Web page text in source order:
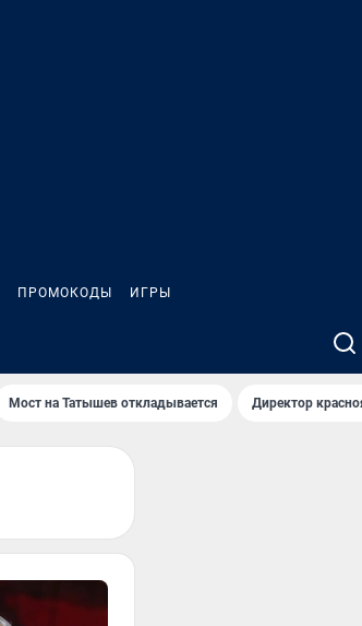
ПРОМОКОДЫ ИГРЫ
Мост на Татышев откладывается Директор